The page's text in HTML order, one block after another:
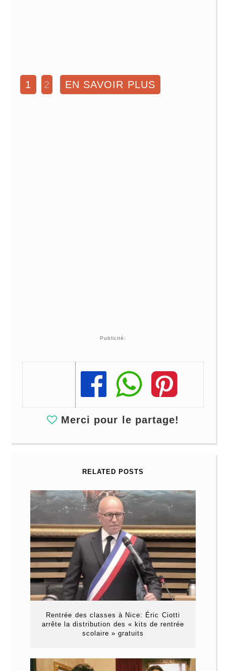
1 2 EN SAVOIR PLUS
Publicité:
Share
Share
Share
Merci pour le partage!
RELATED POSTS
Rentrée des classes à Nice: Éric Ciotti
arrête la distribution des « kits de rentrée
scolaire » gratuits